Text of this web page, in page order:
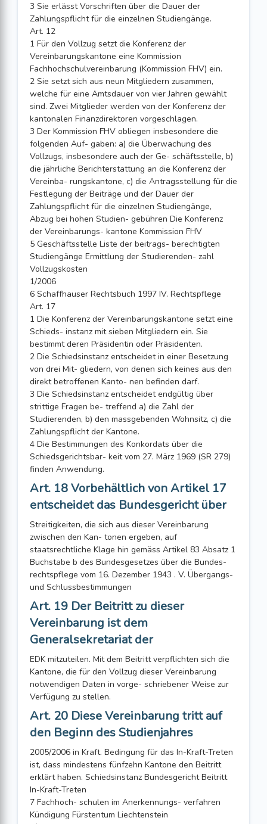
3 Sie erlässt Vorschriften über die Dauer der
Zahlungspflicht für die einzelnen Studiengänge.
Art. 12
1 Für den Vollzug setzt die Konferenz der
Vereinbarungskantone eine Kommission
Fachhochschulvereinbarung (Kommission FHV) ein.
2 Sie setzt sich aus neun Mitgliedern zusammen,
welche für eine Amtsdauer von vier Jahren gewählt
sind. Zwei Mitglieder werden von der Konferenz der
kantonalen Finanzdirektoren vorgeschlagen.
3 Der Kommission FHV obliegen insbesondere die
folgenden Auf- gaben: a) die Überwachung des
Vollzugs, insbesondere auch der Ge- schäftsstelle, b)
die jährliche Berichterstattung an die Konferenz der
Vereinba- rungskantone, c) die Antragsstellung für die
Festlegung der Beiträge und der Dauer der
Zahlungspflicht für die einzelnen Studiengänge,
Abzug bei hohen Studien- gebühren Die Konferenz
der Vereinbarungs- kantone Kommission FHV
5 Geschäftsstelle Liste der beitrags- berechtigten
Studiengänge Ermittlung der Studierenden- zahl
Vollzugskosten
1/2006
6 Schaffhauser Rechtsbuch 1997 IV. Rechtspflege
Art. 17
1 Die Konferenz der Vereinbarungskantone setzt eine
Schieds- instanz mit sieben Mitgliedern ein. Sie
bestimmt deren Präsidentin oder Präsidenten.
2 Die Schiedsinstanz entscheidet in einer Besetzung
von drei Mit- gliedern, von denen sich keines aus den
direkt betroffenen Kanto- nen befinden darf.
3 Die Schiedsinstanz entscheidet endgültig über
strittige Fragen be- treffend a) die Zahl der
Studierenden, b) den massgebenden Wohnsitz, c) die
Zahlungspflicht der Kantone.
4 Die Bestimmungen des Konkordats über die
Schiedsgerichtsbar- keit vom 27. März 1969 (SR 279)
finden Anwendung.
Art. 18 Vorbehältlich von Artikel 17
entscheidet das Bundesgericht über
Streitigkeiten, die sich aus dieser Vereinbarung
zwischen den Kan- tonen ergeben, auf
staatsrechtliche Klage hin gemäss Artikel 83 Absatz 1
Buchstabe b des Bundesgesetzes über die Bundes-
rechtspflege vom 16. Dezember 1943 . V. Übergangs-
und Schlussbestimmungen
Art. 19 Der Beitritt zu dieser
Vereinbarung ist dem
Generalsekretariat der
EDK mitzuteilen. Mit dem Beitritt verpflichten sich die
Kantone, die für den Vollzug dieser Vereinbarung
notwendigen Daten in vorge- schriebener Weise zur
Verfügung zu stellen.
Art. 20 Diese Vereinbarung tritt auf
den Beginn des Studienjahres
2005/2006 in Kraft. Bedingung für das In-Kraft-Treten
ist, dass mindestens fünfzehn Kantone den Beitritt
erklärt haben. Schiedsinstanz Bundesgericht Beitritt
In-Kraft-Treten
7 Fachhoch- schulen im Anerkennungs- verfahren
Kündigung Fürstentum Liechtenstein